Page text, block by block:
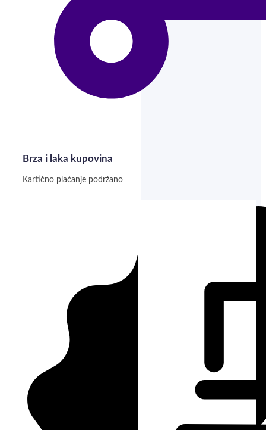
Brza i laka kupovina
Kartično plaćanje podržano